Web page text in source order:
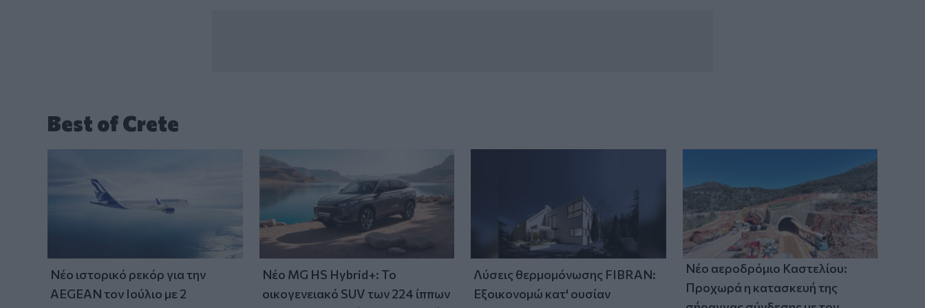
Best of Crete
Νέο ιστορικό ρεκόρ για την
AEGEAN τον Ιούλιο με 2
Νέο MG HS Hybrid+: Το
οικογενειακό SUV των 224 ίππων
Λύσεις θερμομόνωσης FIBRAN:
Εξοικονομώ κατ' ουσίαν
Νέο αεροδρόμιο Καστελίου:
Προχωρά η κατασκευή της